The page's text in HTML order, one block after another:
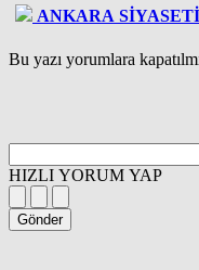
ANKARA
Bu yazı yorumlara
HIZLI YORUM YAP
Gönder